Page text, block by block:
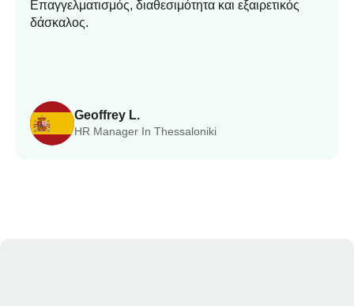
Geoffrey L.
HR Manager In Thessaloniki
Επαγγελματισμός, διαθεσιμότητα και εξαιρετικός
δάσκαλος.